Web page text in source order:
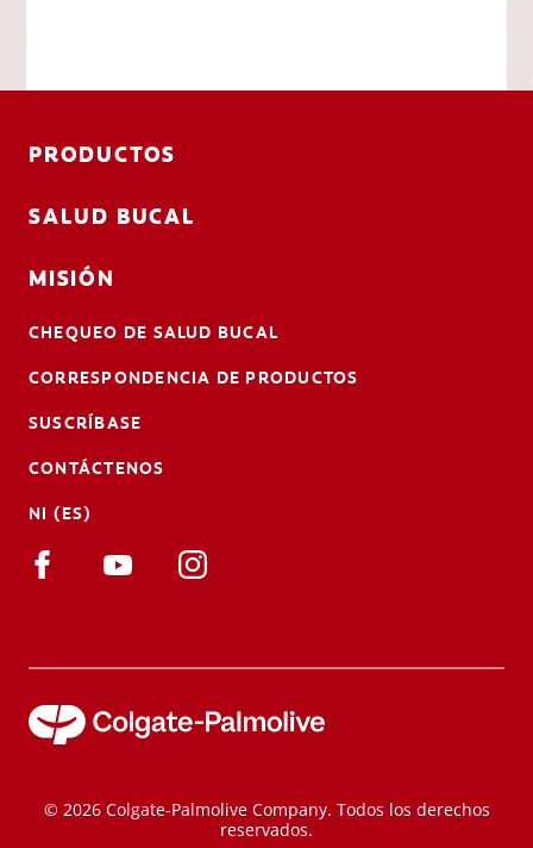
PRODUCTOS
SALUD BUCAL
MISIÓN
CHEQUEO DE SALUD BUCAL
CORRESPONDENCIA DE PRODUCTOS
SUSCRÍBASE
CONTÁCTENOS
NI (ES)
© 2026 Colgate-Palmolive Company. Todos los derechos
reservados.